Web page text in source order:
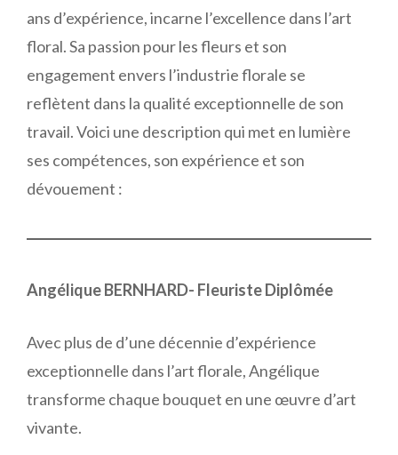
ans d’expérience, incarne l’excellence dans l’art
floral. Sa passion pour les fleurs et son
engagement envers l’industrie florale se
reflètent dans la qualité exceptionnelle de son
travail. Voici une description qui met en lumière
ses compétences, son expérience et son
dévouement :
Angélique BERNHARD- Fleuriste Diplômée
Avec plus de d’une décennie d’expérience
exceptionnelle dans l’art florale, Angélique
transforme chaque bouquet en une œuvre d’art
vivante.